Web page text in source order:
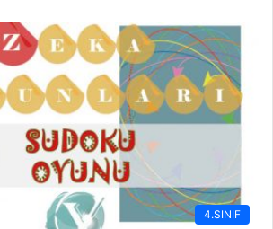
4.SINIF